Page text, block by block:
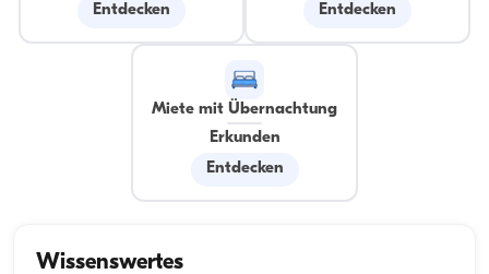
Entdecken
Entdecken
Miete mit Übernachtung
Erkunden
Entdecken
Wissenswertes